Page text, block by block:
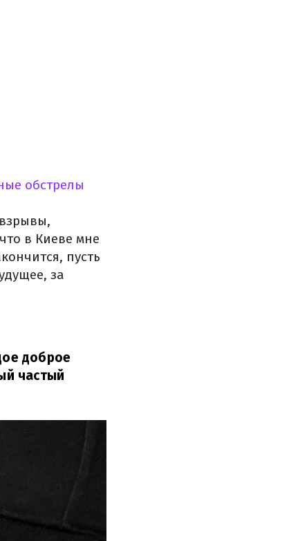
обстрелы
в Киеве мне
пусть
за
доброе
частый